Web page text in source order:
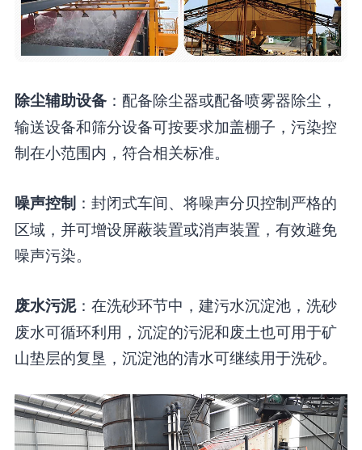
除尘辅助设备：配备除尘器或配备喷雾器除尘，
输送设备和筛分设备可按要求加盖棚子，污染控
制在小范围内，符合相关标准。
噪声控制：封闭式车间、将噪声分贝控制严格的
区域，并可增设屏蔽装置或消声装置，有效避免
噪声污染。
废水污泥：在洗砂环节中，建污水沉淀池，洗砂
废水可循环利用，沉淀的污泥和废土也可用于矿
山垫层的复垦，沉淀池的清水可继续用于洗砂。